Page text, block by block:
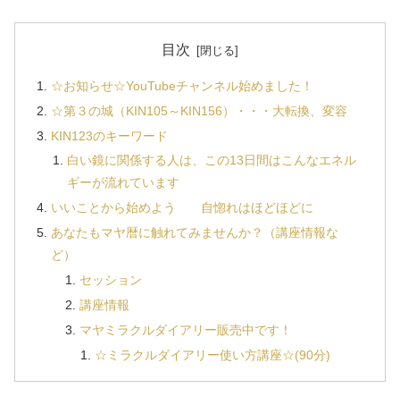
目次
☆お知らせ☆YouTubeチャンネル始めました！
☆第３の城（KIN105～KIN156）・・・大転換、変容
KIN123のキーワード
白い鏡に関係する人は、この13日間はこんなエネル
ギーが流れています
いいことから始めよう 自惚れはほどほどに
あなたもマヤ暦に触れてみませんか？（講座情報な
ど）
セッション
講座情報
マヤミラクルダイアリー販売中です！
☆ミラクルダイアリー使い方講座☆(90分)